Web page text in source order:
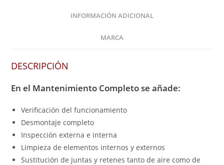
INFORMACIÓN ADICIONAL
MARCA
DESCRIPCIÓN
En el Mantenimiento Completose añade:
Verificación del funcionamiento
Desmontaje completo
Inspección externa e interna
Limpieza de elementos internos y externos
Sustitución de juntas y retenes tanto de aire como de